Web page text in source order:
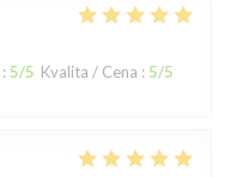
: 5/5 Kvalita / Cena : 5/5